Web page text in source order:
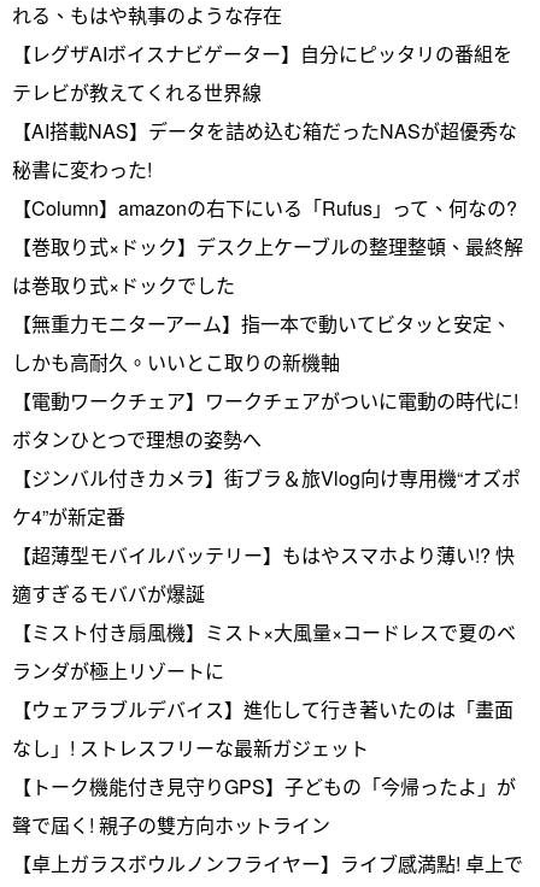
れる、もはや執事のような存在
【レグザAIボイスナビゲーター】自分にピッタリの番組を
テレビが教えてくれる世界線
【AI搭載NAS】データを詰め込む箱だったNASが超優秀な
秘書に変わった!
【Column】amazonの右下にいる「Rufus」って、何なの?
【巻取り式×ドック】デスク上ケーブルの整理整頓、最終解
は巻取り式×ドックでした
【無重力モニターアーム】指一本で動いてビタッと安定、
しかも高耐久。いいとこ取りの新機軸
【電動ワークチェア】ワークチェアがついに電動の時代に!
ボタンひとつで理想の姿勢へ
【ジンバル付きカメラ】街ブラ＆旅Vlog向け専用機“オズポ
ケ4”が新定番
【超薄型モバイルバッテリー】もはやスマホより薄い!? 快
適すぎるモババが爆誕
【ミスト付き扇風機】ミスト×大風量×コードレスで夏のベ
ランダが極上リゾートに
【ウェアラブルデバイス】進化して行き著いたのは「畫面
なし」! ストレスフリーな最新ガジェット
【トーク機能付き見守りGPS】子どもの「今帰ったよ」が
聲で屆く! 親子の雙方向ホットライン
【卓上ガラスボウルノンフライヤー】ライブ感満點! 卓上で